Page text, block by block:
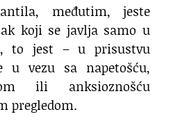
međutim, jeste
koji se javlja samo u
to jest – u prisustvu
u vezu sa napetošću,
ili anksioznošću
pregledom.